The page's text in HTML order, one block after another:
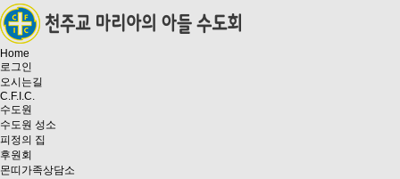
Home
로그인
오시는길
C.F.I.C.
수도원
수도원 성소
피정의 집
후원회
몬띠가족상담소